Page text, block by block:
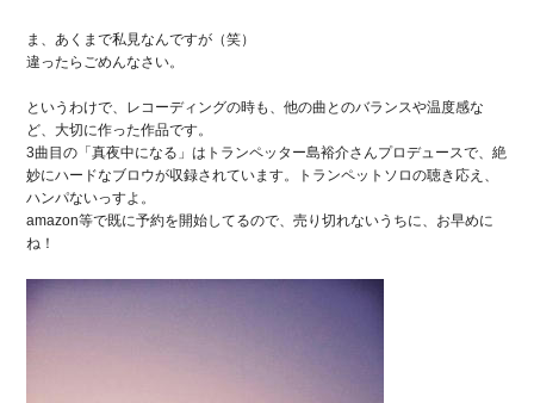
ま、あくまで私見なんですが（笑）
違ったらごめんなさい。
というわけで、レコーディングの時も、他の曲とのバランスや温度感な
ど、大切に作った作品です。
3曲目の「真夜中になる」はトランペッター島裕介さんプロデュースで、絶
妙にハードなブロウが収録されています。トランペットソロの聴き応え、
ハンパないっすよ。
amazon等で既に予約を開始してるので、売り切れないうちに、お早めに
ね！